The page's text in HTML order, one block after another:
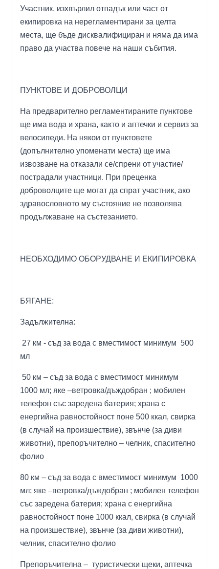
Участник, изхвърлил отпадък или част от
екипировка на нерегламентирани за целта
места, ще бъде дисквалифициран и няма да има
право да участва повече на наши събития.
ПУНКТОВЕ И ДОБРОВОЛЦИ
На предварително регламентираните пунктове
ще има вода и храна, както и аптечки и сервиз за
велосипеди. На някои от пунктовете
(допълнително упоменати места) ще има
извозване на отказали се/спрени от участие/
пострадали участници. При преценка
доброволците ще могат да спрат участник, ако
здравословното му състояние не позволява
продължаване на състезанието.
НЕОБХОДИМО ОБОРУДВАНЕ И ЕКИПИРОВКА
БЯГАНЕ:
Задължителна:
27 км - съд за вода с вместимост минимум 500
мл
50 км – съд за вода с вместимост минимум
1000 мл; яке –ветровка/дъждобран ; мобилен
телефон със заредена батерия; храна с
енергийна равностойност поне 500 ккал, свирка
(в случай на произшествие), звънче (за диви
животни), препоръчително – челник, спасително
фолио
80 км – съд за вода с вместимост минимум 1000
мл; яке –ветровка/дъждобран ; мобилен телефон
със заредена батерия; храна с енергийна
равностойност поне 1000 ккал, свирка (в случай
на произшествие), звънче (за диви животни),
челник, спасително фолио
Препоръчителна – туристически щеки, аптечка